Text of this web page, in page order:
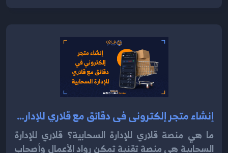
إنشاء متجر إلكتروني في دقائق مع قلاري للإدارة السحابية 2024
ما هي منصة قلاري للإدارة السحابية؟ قلاري للإدارة
السحابية هي منصة تقنية تمكن رواد الأعمال وأصحاب